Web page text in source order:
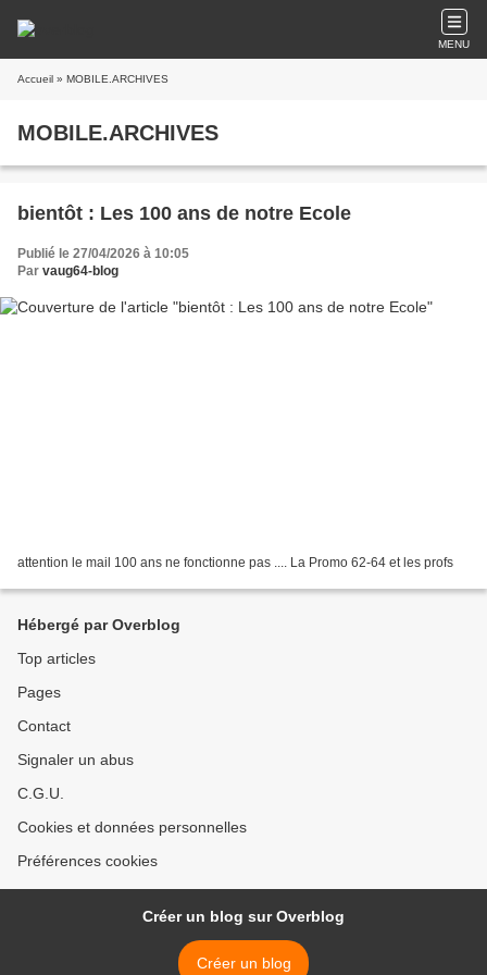
MENU
Accueil » MOBILE.ARCHIVES
MOBILE.ARCHIVES
bientôt : Les 100 ans de notre Ecole
Publié le 27/04/2026 à 10:05
Par vaug64-blog
attention le mail 100 ans ne fonctionne pas .... La Promo 62-64 et les profs
Hébergé par Overblog
Top articles
Pages
Contact
Signaler un abus
C.G.U.
Cookies et données personnelles
Préférences cookies
Créer un blog sur Overblog
Créer un blog